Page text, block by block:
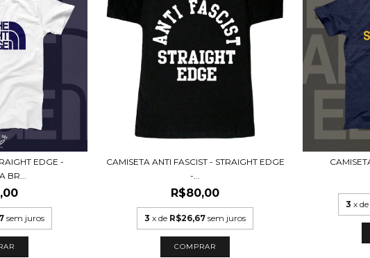
EDGE -
BR...
sem juros
CAMISETA ANTI FASCIST - STRAIGHT EDGE
-...
R$80,00
3 x de R$26,67 sem juros
COMPRAR
3 x de